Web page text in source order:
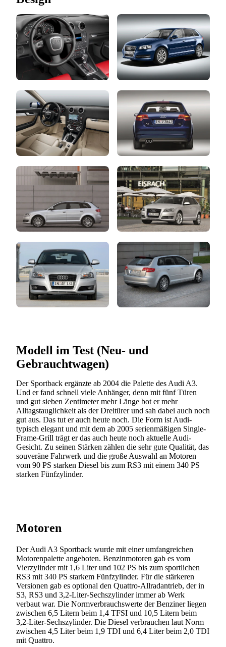
Modell im Test (Neu- und
Gebrauchtwagen)
Der Sportback ergänzte ab 2004 die Palette des Audi A3.
Und er fand schnell viele Anhänger, denn mit fünf Türen
und gut sieben Zentimeter mehr Länge bot er mehr
Alltagstauglichkeit als der Dreitürer und sah dabei auch noch
gut aus. Das tut er auch heute noch. Die Form ist Audi-
typisch elegant und mit dem ab 2005 serienmäßigen Single-
Frame-Grill trägt er das auch heute noch aktuelle Audi-
Gesicht. Zu seinen Stärken zählen die sehr gute Qualität, das
souveräne Fahrwerk und die große Auswahl an Motoren
vom 90 PS starken Diesel bis zum RS3 mit einem 340 PS
starken Fünfzylinder.
Motoren
Der Audi A3 Sportback wurde mit einer umfangreichen
Motorenpalette angeboten. Benzinmotoren gab es vom
Vierzylinder mit 1,6 Liter und 102 PS bis zum sportlichen
RS3 mit 340 PS starkem Fünfzylinder. Für die stärkeren
Versionen gab es optional den Quattro-Allradantrieb, der in
S3, RS3 und 3,2-Liter-Sechszylinder immer ab Werk
verbaut war. Die Normverbrauchswerte der Benziner liegen
zwischen 6,5 Litern beim 1,4 TFSI und 10,5 Litern beim
3,2-Liter-Sechszylinder. Die Diesel verbrauchen laut Norm
zwischen 4,5 Liter beim 1,9 TDI und 6,4 Liter beim 2,0 TDI
mit Quattro.